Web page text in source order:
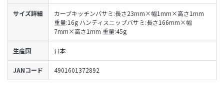
サイズ詳細
カーブキッチンバサミ:長さ23mm×幅1mm×高さ1mm
重量:16g ハンディスニップバサミ:長さ166mm×幅
7mm×高さ1mm 重量:45g
生産国 日本
JANコード 4901601372892